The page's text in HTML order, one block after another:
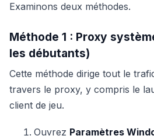
Examinons deux méthodes.
Méthode 1 : Proxy
les débutants)
Cette méthode dirige tout le
travers le proxy, y compris le
client de jeu.
Ouvrez Paramètres